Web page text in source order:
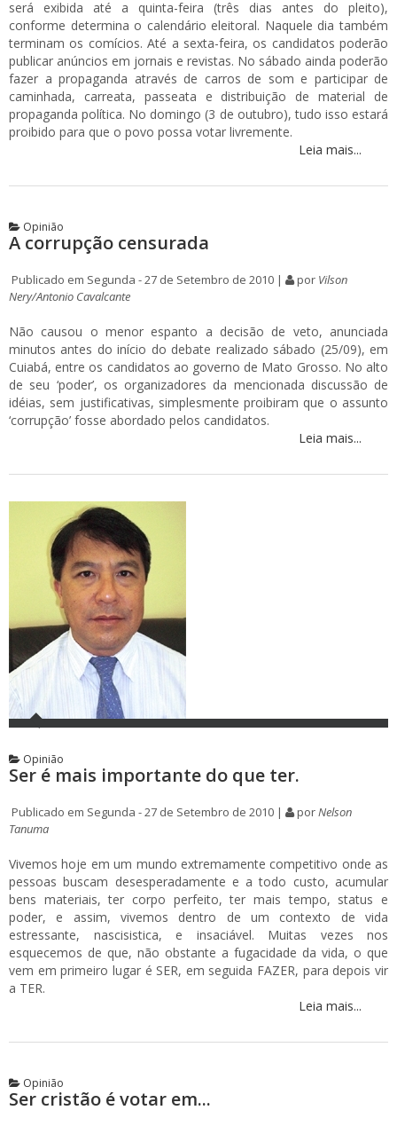
será exibida até a quinta-feira (três dias antes do pleito),
conforme determina o calendário eleitoral. Naquele dia também
terminam os comícios. Até a sexta-feira, os candidatos poderão
publicar anúncios em jornais e revistas. No sábado ainda poderão
fazer a propaganda através de carros de som e participar de
caminhada, carreata, passeata e distribuição de material de
propaganda política. No domingo (3 de outubro), tudo isso estará
proibido para que o povo possa votar livremente.
Leia mais...
Opinião
A corrupção censurada
Publicado em Segunda - 27 de Setembro de 2010 | por Vilson
Nery/Antonio Cavalcante
Não causou o menor espanto a decisão de veto, anunciada
minutos antes do início do debate realizado sábado (25/09), em
Cuiabá, entre os candidatos ao governo de Mato Grosso. No alto
de seu ‘poder’, os organizadores da mencionada discussão de
idéias, sem justificativas, simplesmente proibiram que o assunto
‘corrupção’ fosse abordado pelos candidatos.
Leia mais...
Opinião
Ser é mais importante do que ter.
Publicado em Segunda - 27 de Setembro de 2010 | porNelson
Tanuma
Vivemos hoje em um mundo extremamente competitivo onde as
pessoas buscam desesperadamente e a todo custo, acumular
bens materiais, ter corpo perfeito, ter mais tempo, status e
poder, e assim, vivemos dentro de um contexto de vida
estressante, nascisistica, e insaciável. Muitas vezes nos
esquecemos de que, não obstante a fugacidade da vida, o que
vem em primeiro lugar é SER, em seguida FAZER, para depois vir
a TER.
Leia mais...
Opinião
Ser cristão é votar em...